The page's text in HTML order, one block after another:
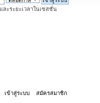
ะระยะเวลาในเซสชั่น
เข้าสู่ระบบ สมัครสมาชิก